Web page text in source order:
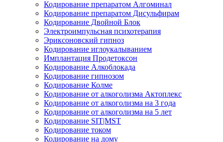
Кодирование препаратом Алгоминал
Кодирование препаратом Дисульфирам
Кодирование Двойной Блок
Электроимпульсная психотерапия
Эриксоновский гипноз
Кодирование иглоукалыванием
Имплантация Продетоксон
Кодирование Алкоблокада
Кодирование гипнозом
Кодирование Колме
Кодирование от алкоголизма Актоплекс
Кодирование от алкоголизма на 3 года
Кодирование от алкоголизма на 5 лет
Кодирование SIT|MST
Кодирование током
Кодирование на дому